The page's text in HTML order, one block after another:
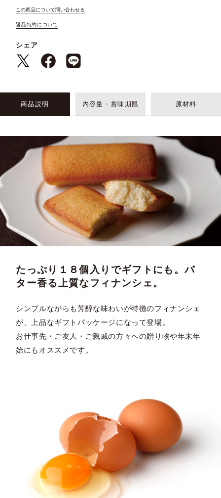
この商品について問い合わせる
返品特約について
シェア
商品説明 内容量・賞味期限 原材料
たっぷり１８個入りでギフトにも。バ
ター香る上質なフィナンシェ。
シンプルながらも芳醇な味わいが特徴のフィナンシェ
が、上品なギフトパッケージになって登場。
お仕事先・ご友人・ご親戚の方々への贈り物や年末年
始にもオススメです。